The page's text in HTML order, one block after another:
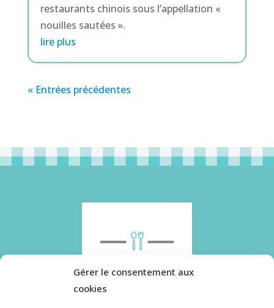
Gérer le consentement aux
cookies
restaurants chinois sous l’appellation «
nouilles sautées ».
lire plus
« Entrées précédentes